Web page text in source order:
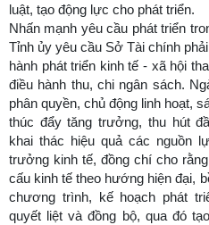
luật, tạo động lực cho phát triển.
Nhấn mạnh yêu cầu phát triển
Tỉnh ủy yêu cầu Sở Tài chính
hành phát triển kinh tế - xã hội
điều hành thu, chi ngân sách.
phân quyền, chủ động linh hoạt,
thúc đẩy tăng trưởng, thu hút
khai thác hiệu quả các nguồn
trưởng kinh tế, đồng chí cho
cấu kinh tế theo hướng hiện đại,
chương trình, kế hoạch phát
quyết liệt và đồng bộ, qua đó